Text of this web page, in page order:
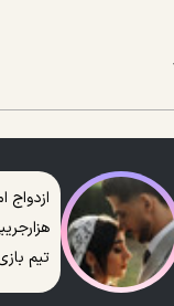
تیم